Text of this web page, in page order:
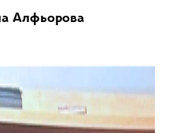
Алфьорова